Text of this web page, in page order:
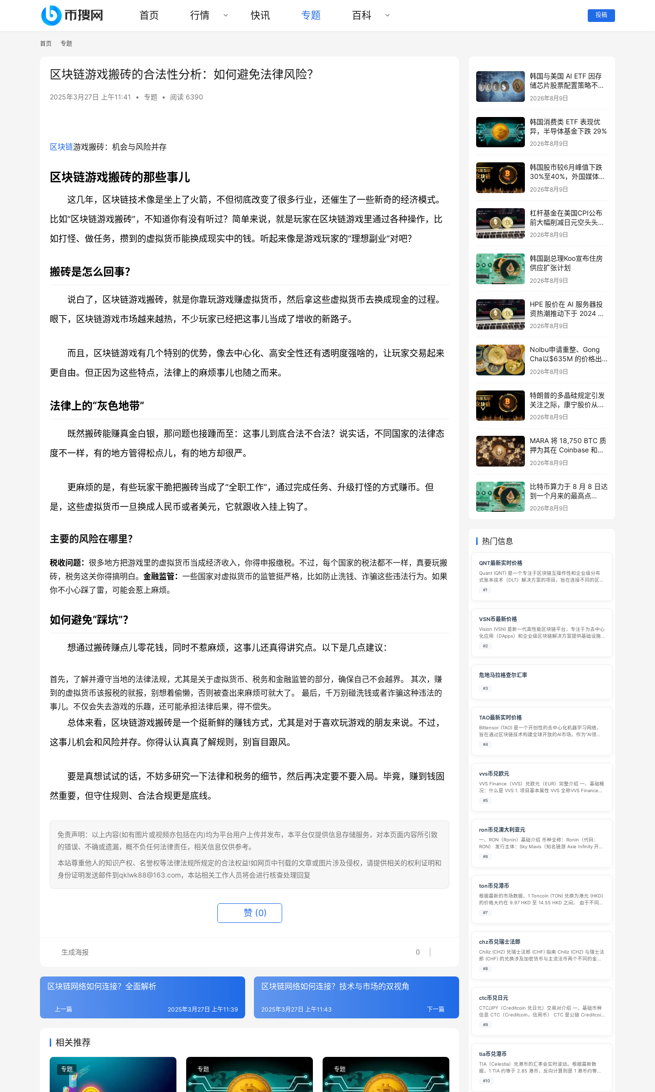
首页 行情 快讯 专题 百科 投稿
首页 专题
区块链游戏搬砖的合法性分析：如何避免法律风险？
2025年3月27日 上午11:41 • 专题 • 阅读 6390
区块链游戏搬砖：机会与风险并存
区块链游戏搬砖的那些事儿
这几年，区块链技术像是坐上了火箭，不但彻底改变了很多行业，还催生了一些新奇的经济模式。
比如“区块链游戏搬砖”，不知道你有没有听过？简单来说，就是玩家在区块链游戏里通过各种操作，比
如打怪、做任务，攒到的虚拟货币能换成现实中的钱。听起来像是游戏玩家的“理想副业”对吧？
搬砖是怎么回事？
说白了，区块链游戏搬砖，就是你靠玩游戏赚虚拟货币，然后拿这些虚拟货币去换成现金的过程。
眼下，区块链游戏市场越来越热，不少玩家已经把这事儿当成了增收的新路子。
而且，区块链游戏有几个特别的优势，像去中心化、高安全性还有透明度强啥的，让玩家交易起来
更自由。但正因为这些特点，法律上的麻烦事儿也随之而来。
法律上的“灰色地带”
既然搬砖能赚真金白银，那问题也接踵而至：这事儿到底合法不合法？说实话，不同国家的法律态
度不一样，有的地方管得松点儿，有的地方却很严。
更麻烦的是，有些玩家干脆把搬砖当成了“全职工作”，通过完成任务、升级打怪的方式赚币。但
是，这些虚拟货币一旦换成人民币或者美元，它就跟收入挂上钩了。
主要的风险在哪里？
税收问题： 很多地方把游戏里的虚拟货币当成经济收入，你得申报缴税。不过，每个国家的税法都不一样，真要玩搬
砖，税务这关你得搞明白。 金融监管： 一些国家对虚拟货币的监管挺严格，比如防止洗钱、诈骗这些违法行为。如果
你不小心踩了雷，可能会惹上麻烦。
如何避免“踩坑”？
想通过搬砖赚点儿零花钱，同时不惹麻烦，这事儿还真得讲究点。以下是几点建议：
首先，了解并遵守当地的法律法规，尤其是关于虚拟货币、税务和金融监管的部分，确保自己不会越界。 其次，赚
到的虚拟货币该报税的就报，别想着偷懒，否则被查出来麻烦可就大了。 最后，千万别碰洗钱或者诈骗这种违法的
事儿。不仅会失去游戏的乐趣，还可能承担法律后果，得不偿失。
总体来看，区块链游戏搬砖是一个挺新鲜的赚钱方式，尤其是对于喜欢玩游戏的朋友来说。不过，
这事儿机会和风险并存。你得认认真真了解规则，别盲目跟风。
要是真想试试的话，不妨多研究一下法律和税务的细节，然后再决定要不要入局。毕竟，赚到钱固
然重要，但守住规则、合法合规更是底线。
免责声明：以上内容(如有图片或视频亦包括在内)均为平台用户上传并发布，本平台仅提供信息存储服务，对本页面内容所引致
的错误、不确或遗漏，概不负任何法律责任，相关信息仅供参考。
本站尊重他人的知识产权、名誉权等法律法规所规定的合法权益!如网页中刊载的文章或图片涉及侵权，请提供相关的权利证明和
身份证明发送邮件到qklwk88@163.com，本站相关工作人员将会进行核查处理回复
赞 (0)
0
生成海报
区块链网络如何连接？全面解析
上一篇 2025年3月27日 上午11:39
区块链网络如何连接？技术与市场的双视角
下一篇
2025年3月27日 上午11:43
相关推荐
专题 专题 专题
韩国与美国 AI ETF 因存
储芯片股票配置策略不同
而相差 13%
2026年8月9日
韩国消费类 ETF 表现优
异，半导体基金下跌 29%
2026年8月9日
韩国股市较6月峰值下跌
30%至40%，外国媒体对
此表示担忧
2026年8月9日
杠杆基金在美国CPI公布
前大幅削减日元空头头
寸，降幅创2007年以来最
2026年8月9日
韩国副总理Koo宣布住房
供应扩张计划
2026年8月9日
HPE 股价在 AI 服务器投
资热潮推动下于 2024 年
飙升 120%
2026年8月9日
Nolbu申请重整、Gong
Cha以$635M 的价格出
售，韩国餐饮并购市场出
现分化。
2026年8月9日
特朗普的多晶硅规定引发
关注之际，康宁股价从
40%的跌幅中反弹
2026年8月9日
MARA 将 18,750 BTC 质
押为其在 Coinbase 和
Two Prime 的$600M 笔
比特币支持贷款的抵押品
2026年8月9日
比特币算力于 8 月 8 日达
到一个月来的最高点
920M TH/s。
2026年8月9日
热门信息
QNT最新实时价格
Quant (QNT) 是一个专注于区块链互操作性和企业级分布
式账本技术（DLT）解决方案的项目，旨在连接不同的区块
链网络和传统金融系统。Quant 由Gilbert Verdian于2018
#1
VSN币最新价格
Vision (VSN) 是新一代高性能区块链平台，专注于为去中心
化应用（DApps）和企业级区块链解决方案提供基础设施
支持。作为一个多链生态系统，Vision 结合了高吞吐量、
#2
危地马拉格查尔汇率
#3
TAO最新实时价格
Bittensor (TAO) 是一个开创性的去中心化机器学习网络，
旨在通过区块链技术构建全球开放的AI市场。作为”AI领域
的比特币”，TAO采用独特的激励机制，将全球计算资源和
#4
vvs币兑欧元
VVS Finance（VVS）兑欧元（EUR）完整介绍 一、基础概
况：什么是 VVS 1. 项目基本属性 VVS 全称VVS Finance，
取自 “Very Very Simple”，主打轻量化去中心化金融，
#5
ron币兑澳大利亚元
一、RON（Ronin）基础介绍 币种全称：Ronin（代码：
RON） 发行主体：Sky Mavis（知名链游 Axie Infinity 开发
团队） 定位：Ronin 公链原生功能型代币，2022 年正式
#6
ton币兑港币
根据最新的市场数据，1 Toncoin (TON) 兑换为港元 (HKD)
的价格大约在 9.97 HKD 至 14.55 HKD 之间。 由于不同交
易平台的定价、手续费以及市场深度不同，查询到的实时
#7
chz币兑瑞士法郎
Chiliz (CHZ) 兑瑞士法郎 (CHF) 指南 Chiliz (CHZ) 与瑞士法
郎 (CHF) 的兑换涉及加密货币与主流法币两个不同的金融
领域。其中，CHZ 是体育和娱乐粉丝代币平台 Chiliz 的原
#8
ctc币兑日元
CTC/JPY（Creditcoin 兑日元）交易对介绍 一、基础币种
信息 CTC（Creditcoin，信用币） CTC 是公链 Creditcoin
网络原生通证，项目 2019 年上线，主打去中心化全球信用
#9
tia币兑港币
TIA（Celestia）兑港币的汇率会实时波动。根据最新数
据，1 TIA 约等于 2.85 港币，反向计算则是 1 港币约等于
0.35 TIA。 项目背景：TIA是什么？ TIA 是 Celestia 网络
#10